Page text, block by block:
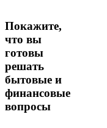
Покажите,
что вы
готовы
решать
бытовые и
финансовые
вопросы